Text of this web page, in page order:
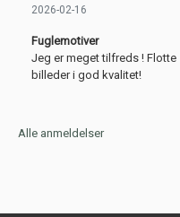
2026-02-16
Fuglemotiver
Jeg er meget tilfreds ! Flotte
billeder i god kvalitet!
Alle anmeldelser